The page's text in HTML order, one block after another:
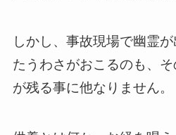
しかし、事故現場で幽霊
たうわさがおこるのも、
が残る事に他なりません。